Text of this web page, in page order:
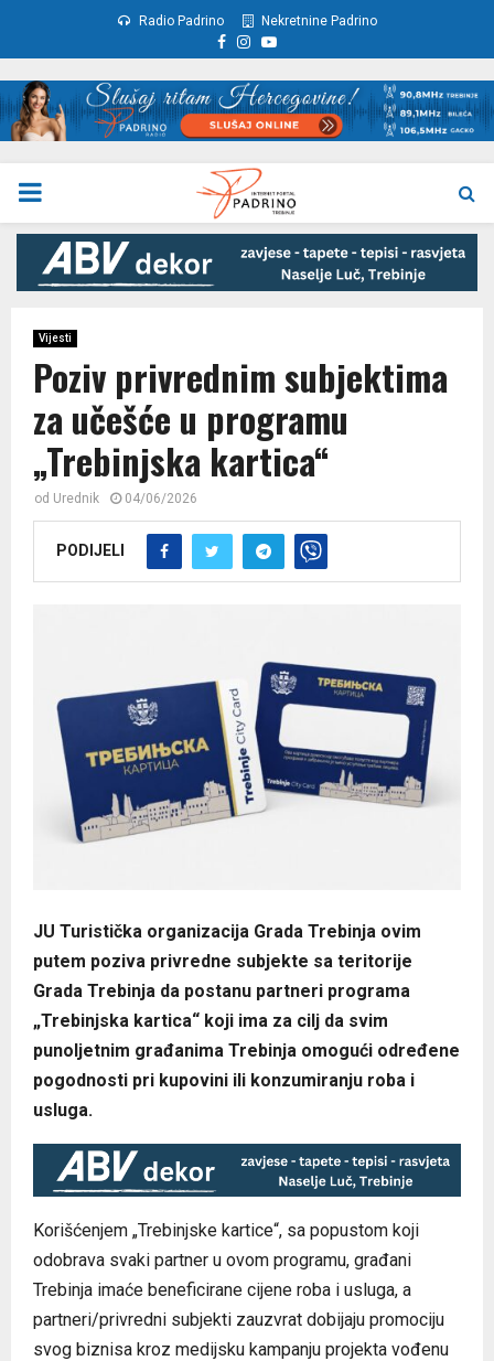
Radio Padrino Nekretnine Padrino
Facebook
Instagram
Youtube
PRIMARY
MENU
Vijesti
Poziv privrednim subjektima
za učešće u programu
„Trebinjska kartica“
od Urednik 04/06/2026
PODIJELI
JU Turistička organizacija Grada Trebinja ovim
putem poziva privredne subjekte sa teritorije
Grada Trebinja da postanu partneri programa
„Trebinjska kartica“ koji ima za cilj da svim
punoljetnim građanima Trebinja omogući određene
pogodnosti pri kupovini ili konzumiranju roba i
usluga.
Korišćenjem „Trebinjske kartice“, sa popustom koji
odobrava svaki partner u ovom programu, građani
Trebinja imaće beneficirane cijene roba i usluga, a
partneri/privredni subjekti zauzvrat dobijaju promociju
svog biznisa kroz medijsku kampanju projekta vođenu